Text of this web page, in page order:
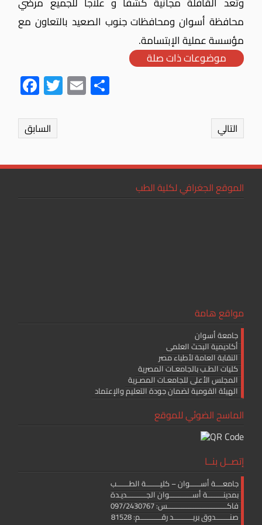
محافظة أسوان ومحافظات جنوب الصعيد بالتعاون مع
مؤسسة عملية الإبتسامة.
موضوعات ذات صلة
Fac
ok
Twit
Ema
السابق التالي
الموقع الجغرافي لكلية الطب
مواقع هامة
جامعة أسوان
أكاديمية البحث العلمى
النقابة العامة لأطباء مصر
كليات الطـب بالجامعـات المصرية
المجلس الأعلى للجامعـات المصـرية
الهيئة القومية لضمان جودة التعليم والإعتماد
الماسح الضوئي للموقع
إتصــل بنــا
جامعــــة أســــــوان – كليــــــــة الطـــــــب
بمدينـــــــــة أســـــــــــــوان الجـــــــــــديـدة
فاكــــــــــــــــــــــــــــــــــس: 097/2430767
صنــــــــدوق بريـــــــــــد رقــــــــــــم: 81528